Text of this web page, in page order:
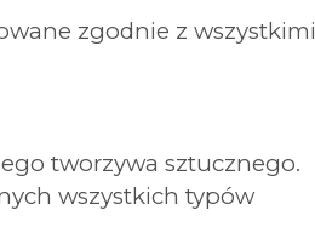
zgodnie z wszystkimi
tworzywa sztucznego.
wszystkich typów